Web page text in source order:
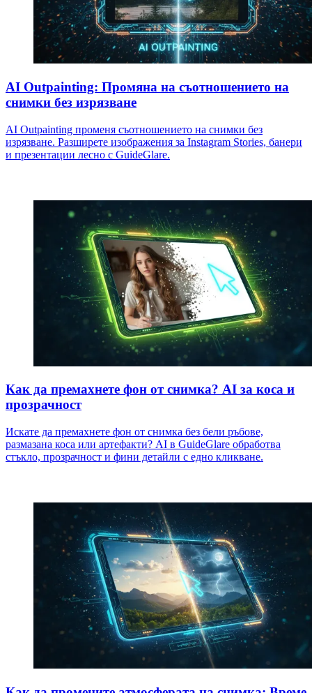
AI Outpainting: Промяна на съотношението на
снимки без изрязване
AI Outpainting променя съотношението на снимки без
изрязване. Разширете изображения за Instagram Stories, банери
и презентации лесно с GuideGlare.
Как да премахнете фон от снимка? AI за коса и
прозрачност
Искате да премахнете фон от снимка без бели ръбове,
размазана коса или артефакти? AI в GuideGlare обработва
стъкло, прозрачност и фини детайли с едно кликване.